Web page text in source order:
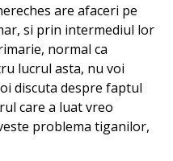
are afaceri pe
si prin intermediul lor
normal ca
lucrul asta, nu voi
discuta despre faptul
care a luat vreo
problema tiganilor,